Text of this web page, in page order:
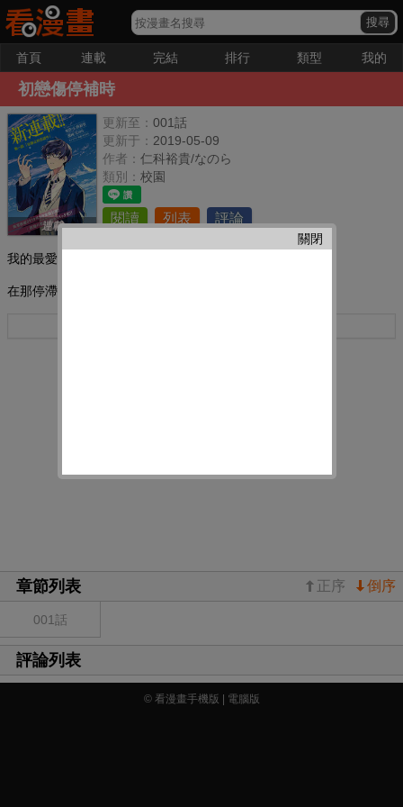
首頁 連載 完結 排行 類型 我的
初戀傷停補時
連載
更新至： 001話
更新于： 2019-05-09
作者： 仁科裕貴/なのら
類別： 校園
閱讀 列表 評論
我的最愛：
在那停滯的時間中,你我邂逅了
章節列表 倒序
正序
001話
評論列表
關閉
© 看漫畫手機版 | 電腦版